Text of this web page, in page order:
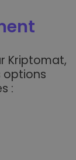
Kriptomat,
options
: